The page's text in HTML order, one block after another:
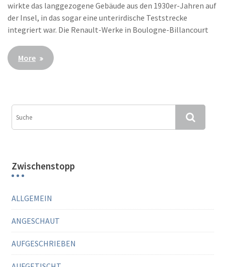
wirkte das langgezogene Gebäude aus den 1930er-Jahren auf
der Insel, in das sogar eine unterirdische Teststrecke
integriert war. Die Renault-Werke in Boulogne-Billancourt
More
Zwischenstopp
ALLGEMEIN
ANGESCHAUT
AUFGESCHRIEBEN